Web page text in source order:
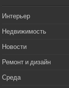
Интерьер
Недвижимость
Новости
Ремонт и дизайн
Среда